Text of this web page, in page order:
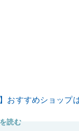
】おすすめショップ
読む